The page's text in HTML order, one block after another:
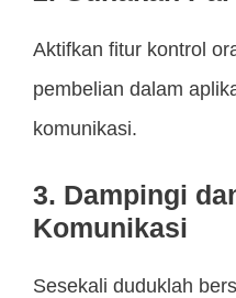
Aktifkan fitur kontrol
pembelian dalam
komunikasi.
3. Dampingi
Komunikasi
Sesekali duduklah